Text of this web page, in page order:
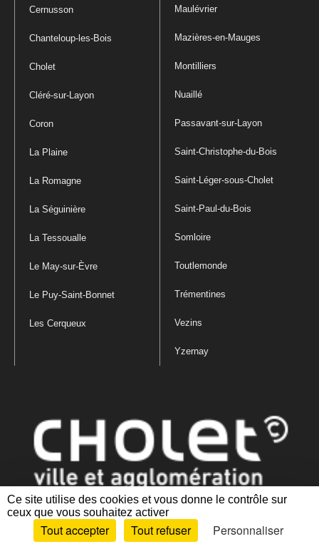
Ce site utilise des cookies et vous donne le contrôle sur
ceux que vous souhaitez activer
Tout accepter Tout refuser
Personnaliser
Cernusson
Chanteloup-les-Bois
Cholet
Cléré-sur-Layon
Coron
La Plaine
La Romagne
La Séguinière
La Tessoualle
Le May-sur-Èvre
Le Puy-Saint-Bonnet
Les Cerqueux
Maulévrier
Mazières-en-Mauges
Montilliers
Nuaillé
Passavant-sur-Layon
Saint-Christophe-du-Bois
Saint-Léger-sous-Cholet
Saint-Paul-du-Bois
Somloire
Toutlemonde
Trémentines
Vezins
Yzernay
Mentions légales|Politique de confidentialité
des cookies |Plan du site Accessibilité : partiellement conforme